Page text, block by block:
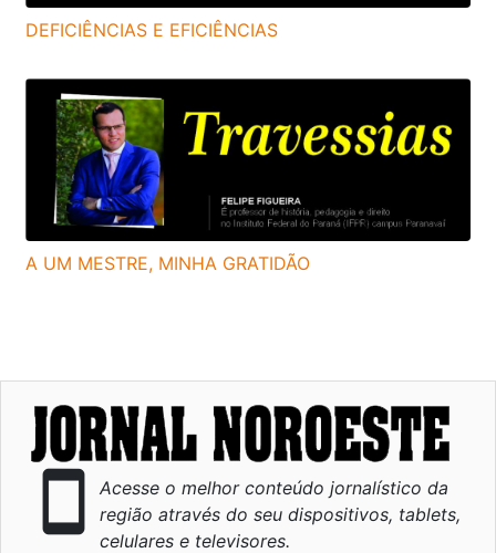
DEFICIÊNCIAS E EFICIÊNCIAS
A UM MESTRE, MINHA GRATIDÃO
smartphone
Acesse o melhor conteúdo jornalístico da
região através do seu dispositivos, tablets,
celulares e televisores.